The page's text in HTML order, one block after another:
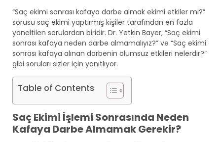
“Saç ekimi sonrası kafaya darbe almak ekimi etkiler mi?”
sorusu saç ekimi yaptırmış kişiler tarafından en fazla
yöneltilen sorulardan biridir. Dr. Yetkin Bayer, “Saç ekimi
sonrası kafaya neden darbe almamalıyız?” ve “Saç ekimi
sonrası kafaya alınan darbenin olumsuz etkileri nelerdir?”
gibi soruları sizler için yanıtlıyor.
Table of Contents
Saç Ekimi İşlemi Sonrasında Neden
Kafaya Darbe Almamak Gerekir?